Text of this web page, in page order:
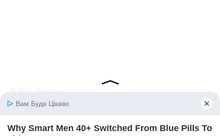
Політика конфіденційності та умови користування